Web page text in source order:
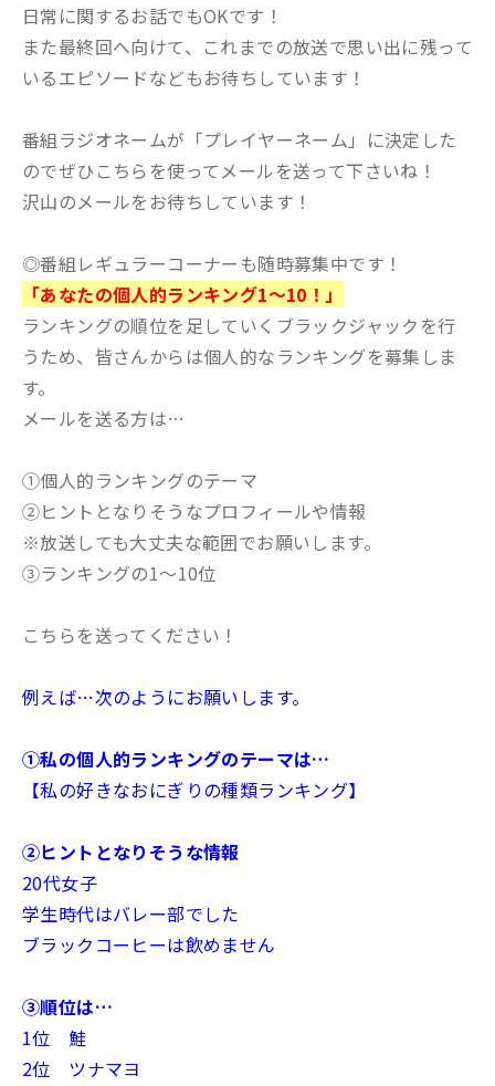
日常に関するお話でもOKです！
また最終回へ向けて、これまでの放送で思い出に残って
いるエピソードなどもお待ちしています！
番組ラジオネームが「プレイヤーネーム」に決定した
のでぜひこちらを使ってメールを送って下さいね！
沢山のメールをお待ちしています！
◎番組レギュラーコーナーも随時募集中です！
「あなたの個人的ランキング1〜10！」
ランキングの順位を足していくブラックジャックを行
うため、皆さんからは個人的なランキングを募集しま
す。
メールを送る方は…
①個人的ランキングのテーマ
②ヒントとなりそうなプロフィールや情報
※放送しても大丈夫な範囲でお願いします。
③ランキングの1〜10位
こちらを送ってください！
例えば…次のようにお願いします。
①私の個人的ランキングのテーマは…
【私の好きなおにぎりの種類ランキング】
②ヒントとなりそうな情報
20代女子
学生時代はバレー部でした
ブラックコーヒーは飲めません
③順位は…
1位 鮭
2位 ツナマヨ